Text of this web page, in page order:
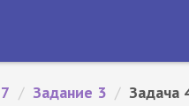
/ Задание 3 / Задача